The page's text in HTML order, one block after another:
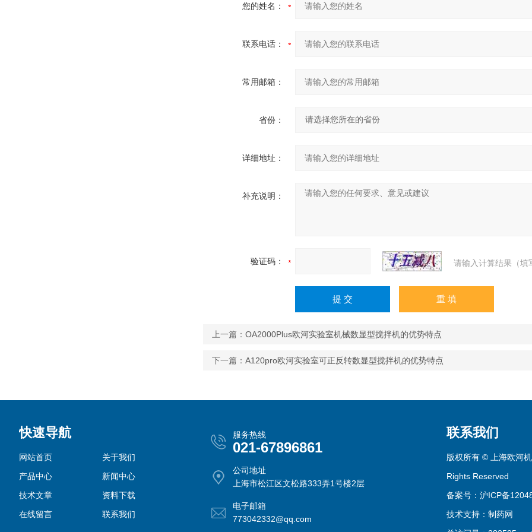
您的姓名：
联系电话：
常用邮箱：
省份：
详细地址：
补充说明：
验证码： 请输入计算结果（填
上一篇： OA2000Plus欧河实验室机械数显型搅拌机的优势特点
下一篇： A120pro欧河实验室可正反转数显型搅拌机的优势特点
快速导航
网站首页
关于我们
产品中心
新闻中心
技术文章
资料下载
在线留言
联系我们
服务热线
021-67896861
公司地址
上海市松江区文松路333弄1号楼2层
电子邮箱
773042332@qq.com
联系我们
版权所有 © 上海欧河
Rights Reserved
备案号：沪ICP备
技术支持： 制药网